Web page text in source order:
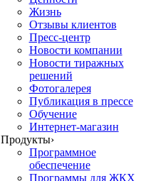
Жизнь
Отзывы клиентов
Пресс-центр
Новости компании
Новости тиражных
решений
Фотогалерея
Публикация в прессе
Обучение
Интернет-магазин
Продукты›
Программное
обеспечение
Программы для ЖКХ